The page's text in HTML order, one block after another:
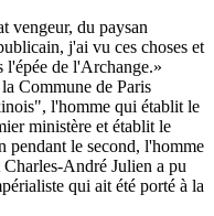
vengeur, du paysan
j'ai vu ces choses et
l'épée de l'Archange.»
Commune de Paris
l'homme qui établit le
ministère et établit le
pendant le second, l'homme
André Julien a pu
qui ait été porté à la